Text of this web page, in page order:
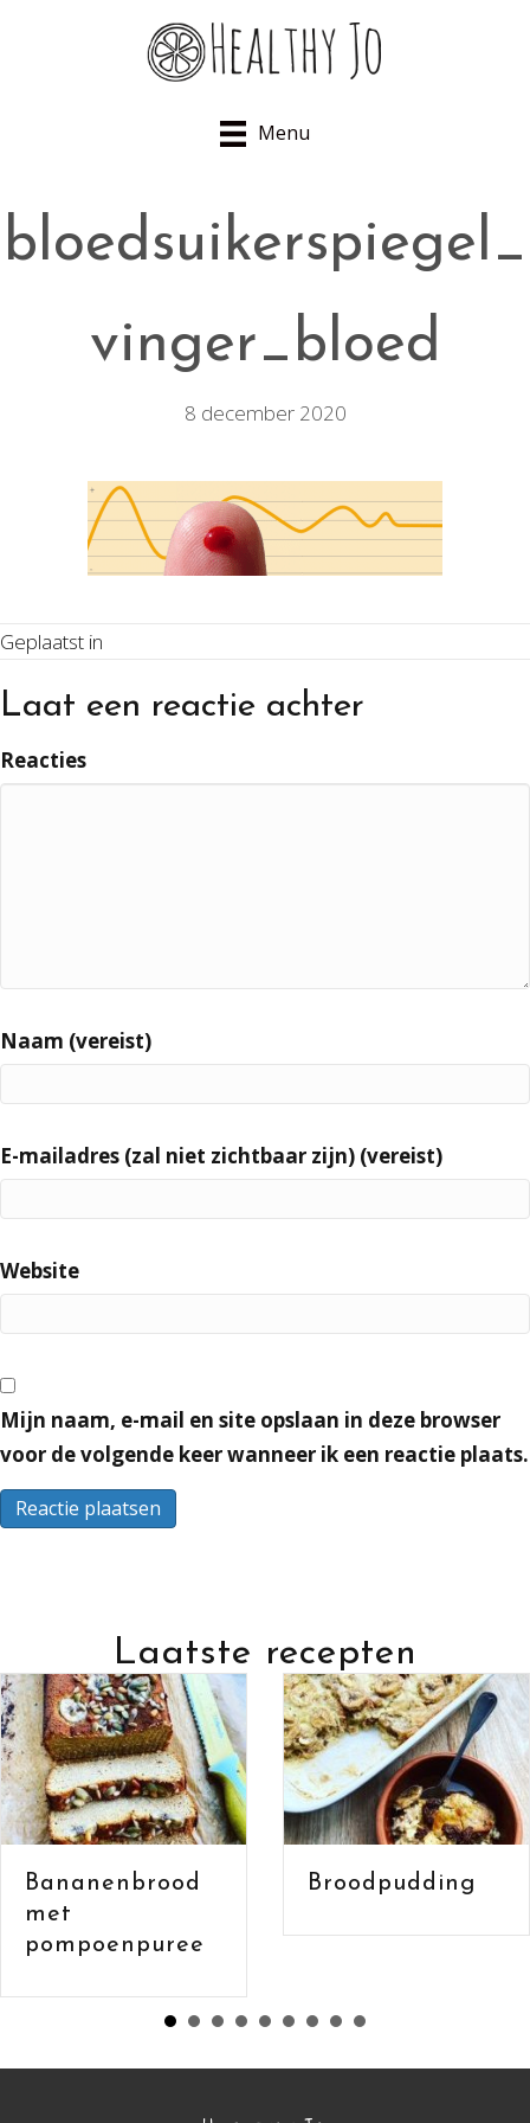
Menu
bloedsuikerspiegel_
vinger_bloed
8 december 2020
Geplaatst in
Laat een reactie achter
Reacties
Naam (vereist)
E-mailadres (zal niet zichtbaar zijn) (vereist)
Website
Mijn naam, e-mail en site opslaan in deze browser
voor de volgende keer wanneer ik een reactie plaats.
Laatste recepten
Broodpudding
Bananenbrood